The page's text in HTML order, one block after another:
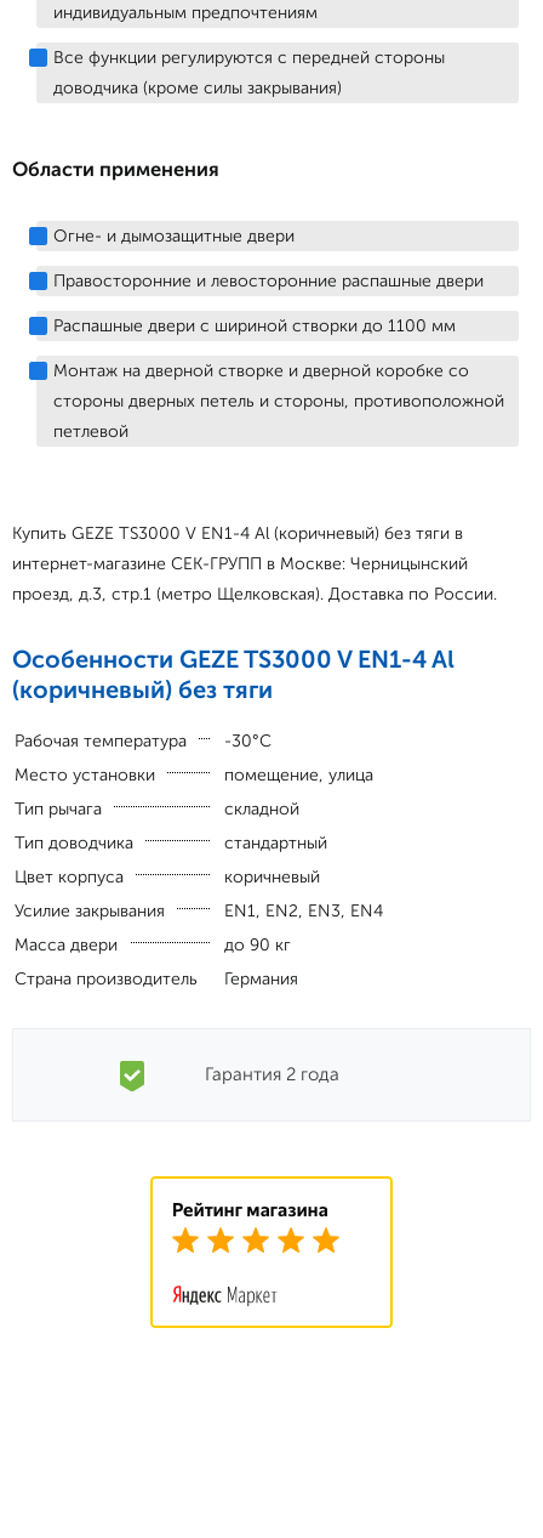
индивидуальным предпочтениям
Все функции регулируются с передней стороны
доводчика (кроме силы закрывания)
Области применения
Огне- и дымозащитные двери
Правосторонние и левосторонние распашные двери
Распашные двери с шириной створки до 1100 мм
Монтаж на дверной створке и дверной коробке со
стороны дверных петель и стороны, противоположной
петлевой
Купить GEZE TS3000 V EN1-4 Al (коричневый) без тяги в
интернет-магазине СЕК-ГРУПП в Москве: Черницынский
проезд, д.3, стр.1 (метро Щелковская). Доставка по России.
Особенности GEZE TS3000 V EN1-4 Al
(коричневый) без тяги
Рабочая температура
-30°С
Место установки
помещение, улица
Тип рычага
складной
Тип доводчика
стандартный
Цвет корпуса
коричневый
Усилие закрывания
EN1, EN2, EN3, EN4
Масса двери
до 90 кг
Страна производитель
Германия
Гарантия 2 года